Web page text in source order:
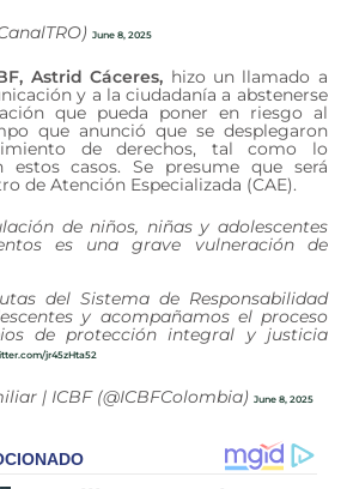
June 8, 2025
Astrid Cáceres, hizo un llamado a
y a la ciudadanía a abstenerse
que pueda poner en riesgo al
que anunció que se desplegaron
de derechos, tal como lo
estos casos. Se presume que será
de Atención Especializada (CAE).
de niños, niñas y adolescentes
es una grave vulneración de
del Sistema de Responsabilidad
y acompañamos el proceso
de protección integral y justicia
jr45zHta52
| ICBF (@ICBFColombia)June 8, 2025